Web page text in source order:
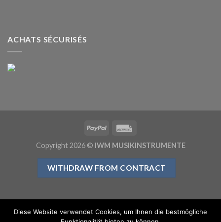
ACHATS SÉCURISÉS
Copyright 2026 © IWM MUSIKINSTRUMENTE
WITHDRAW FROM CONTRACT
Diese Website verwendet Cookies, um Ihnen die bestmögliche